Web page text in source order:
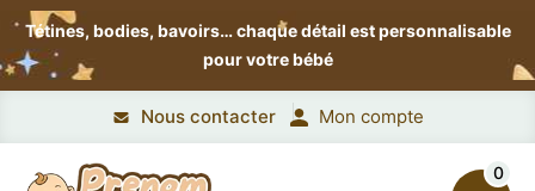
Tétines, bodies, bavoirs…chaque détail est personnalisable
pour votre bébé
Nous contacter Mon compte
0